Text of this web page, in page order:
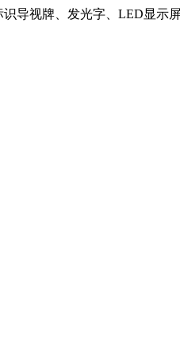
导视牌、发光字、LED显示